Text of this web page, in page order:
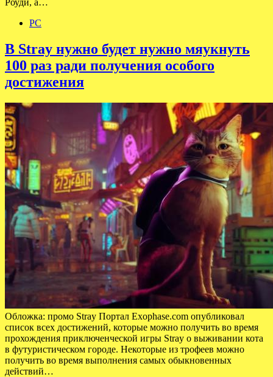
PC
В Stray нужно будет нужно мяукнуть
100 раз ради получения особого
достижения
Обложка: промо Stray Портал Exophase.com опубликовал
список всех достижений, которые можно получить во время
прохождения приключенческой игры Stray о выживании кота
в футуристическом городе. Некоторые из трофеев можно
получить во время выполнения самых обыкновенных
действий…